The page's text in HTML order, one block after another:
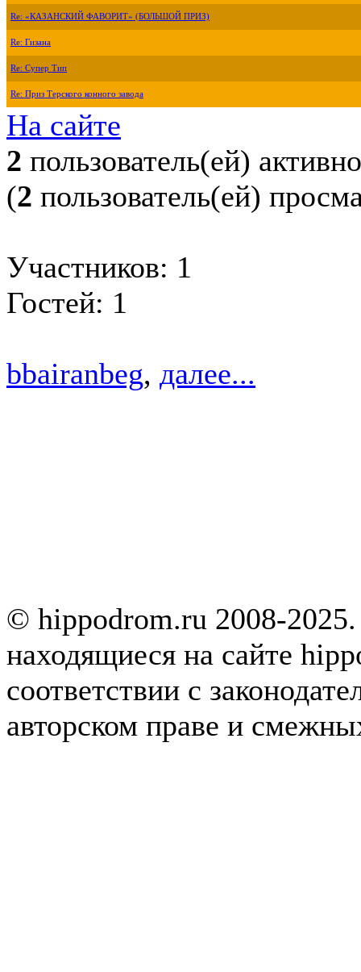
Re: «КАЗАНСКИЙ ФАВОРИТ» (БОЛЬШОЙ ПРИЗ)
Re: Гизана
Re: Супер Тип
Re: Приз Терского конного завода
На сайте
2 пользователь(ей) активно
(2 пользователь(ей)
Участников: 1
Гостей: 1
bbairanbeg, далее...
© hippodrom.ru 2008-
находящиеся на сайте
соответствии с
авторском праве и